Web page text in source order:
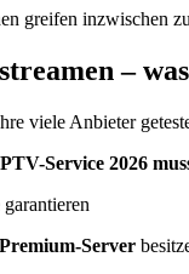
greifen inzwischen
–
viele Anbieter
Service 2026
garantieren
Server